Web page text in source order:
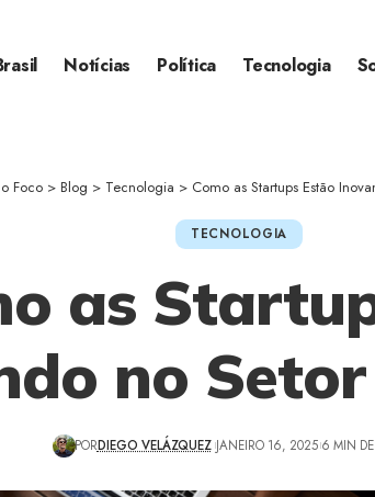
Notícias Política Tecnologia
Foco > Blog > Tecnologia > Como as Startups Estão
TECNOLOGIA
as
no
PORDIEGO VELÁZQUEZ JANEIRO 16, 2025 6 MIN